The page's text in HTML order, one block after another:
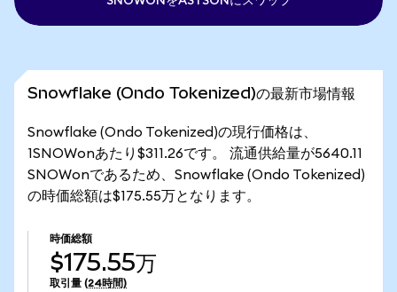
Snowflake (Ondo Tokenized)の最新市場情報
Snowflake (Ondo Tokenized)の現行価格は、
1SNOWonあたり$311.26です。 流通供給量が5640.11
SNOWonであるため、Snowflake (Ondo Tokenized)
の時価総額は$175.55万となります。
時価総額
$175.55万
取引量 (24時間)